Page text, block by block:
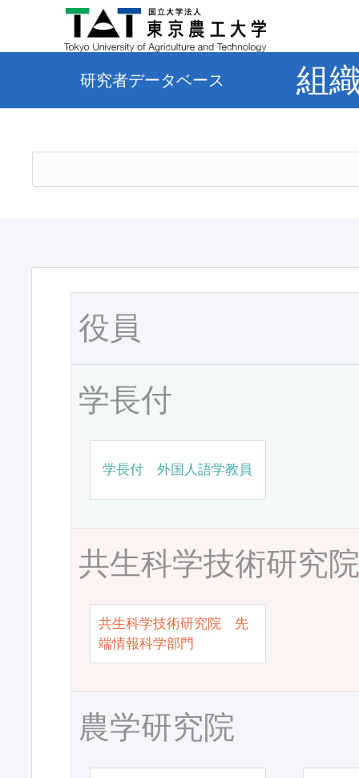
研究者データベース 組
役員
学長付
学長付 外国人語学教員
共生科学技術研究
共生科学技術研究院 先
端情報科学部門
農学研究院